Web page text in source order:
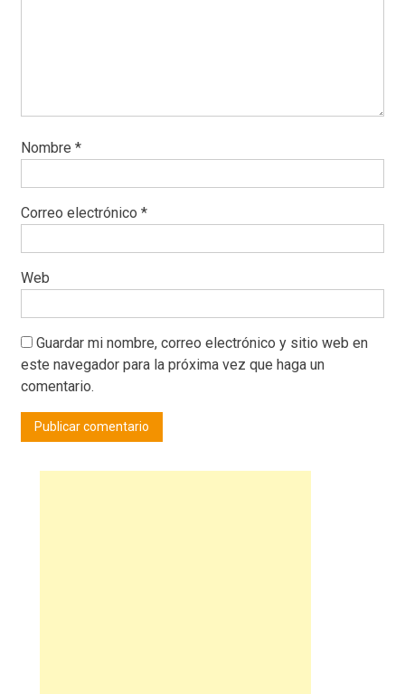
Nombre *
Correo electrónico *
Web
Guardar mi nombre, correo electrónico y sitio web en
este navegador para la próxima vez que haga un
comentario.